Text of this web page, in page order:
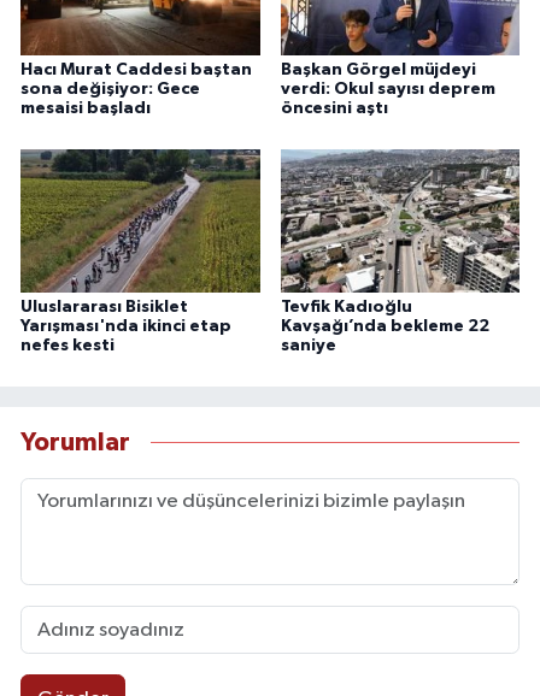
Hacı Murat Caddesi baştan
sona değişiyor: Gece
mesaisi başladı
Başkan Görgel müjdeyi
verdi: Okul sayısı deprem
öncesini aştı
Uluslararası Bisiklet
Yarışması'nda ikinci etap
nefes kesti
Tevfik Kadıoğlu
Kavşağı’nda bekleme 22
saniye
Yorumlar